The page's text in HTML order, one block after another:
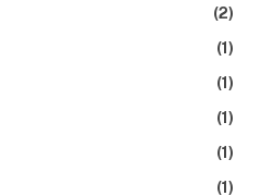
(2)
(1)
(1)
(1)
(1)
(1)